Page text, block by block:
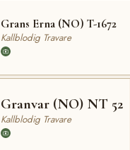
Grans Erna (NO) T-1672
Kallblodig Travare
Granvar (NO) NT 52
Kallblodig Travare